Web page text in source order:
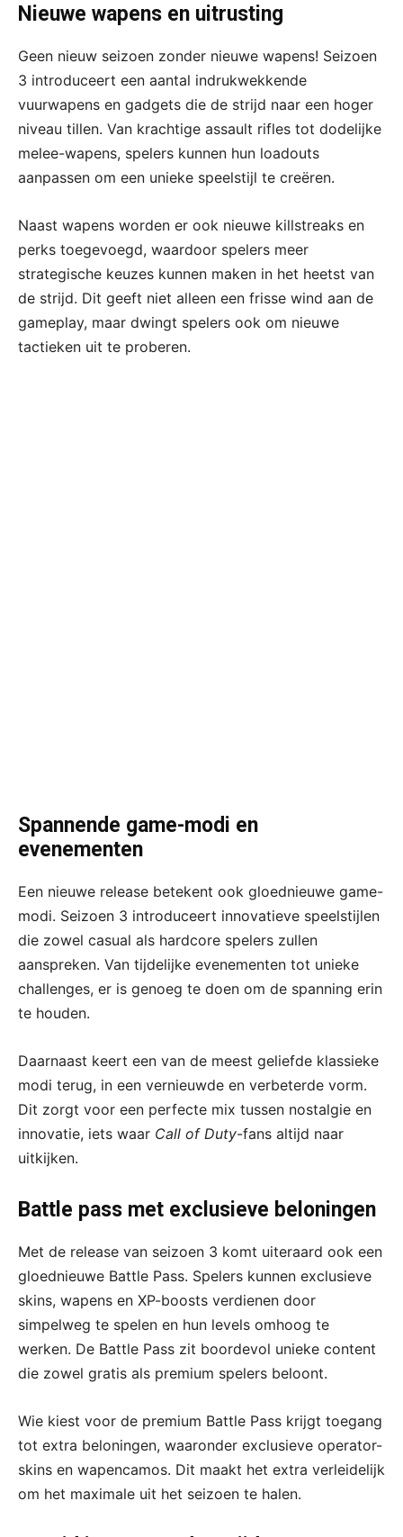
Nieuwe wapens en uitrusting
Geen nieuw seizoen zonder nieuwe wapens! Seizoen
3 introduceert een aantal indrukwekkende
vuurwapens en gadgets die de strijd naar een hoger
niveau tillen. Van krachtige assault rifles tot dodelijke
melee-wapens, spelers kunnen hun loadouts
aanpassen om een unieke speelstijl te creëren.
Naast wapens worden er ook nieuwe killstreaks en
perks toegevoegd, waardoor spelers meer
strategische keuzes kunnen maken in het heetst van
de strijd. Dit geeft niet alleen een frisse wind aan de
gameplay, maar dwingt spelers ook om nieuwe
tactieken uit te proberen.
Spannende game-modi en
evenementen
Een nieuwe release betekent ook gloednieuwe game-
modi. Seizoen 3 introduceert innovatieve speelstijlen
die zowel casual als hardcore spelers zullen
aanspreken. Van tijdelijke evenementen tot unieke
challenges, er is genoeg te doen om de spanning erin
te houden.
Daarnaast keert een van de meest geliefde klassieke
modi terug, in een vernieuwde en verbeterde vorm.
Dit zorgt voor een perfecte mix tussen nostalgie en
innovatie, iets waar Call of Duty-fans altijd naar
uitkijken.
Battle pass met exclusieve beloningen
Met de release van seizoen 3 komt uiteraard ook een
gloednieuwe Battle Pass. Spelers kunnen exclusieve
skins, wapens en XP-boosts verdienen door
simpelweg te spelen en hun levels omhoog te
werken. De Battle Pass zit boordevol unieke content
die zowel gratis als premium spelers beloont.
Wie kiest voor de premium Battle Pass krijgt toegang
tot extra beloningen, waaronder exclusieve operator-
skins en wapencamos. Dit maakt het extra verleidelijk
om het maximale uit het seizoen te halen.